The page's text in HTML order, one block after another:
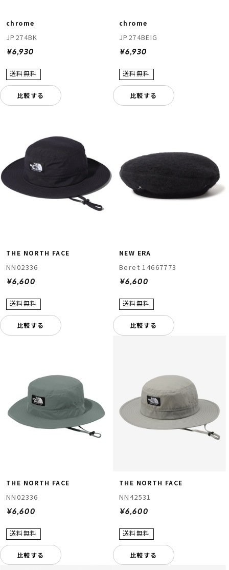
chrome
JP274BK
¥6,930
比較する
chrome
JP274BEIG
¥6,930
比較する
THE NORTH FACE
NN02336
¥6,600
比較する
NEW ERA
Beret 14667773
¥6,600
比較する
THE NORTH FACE
NN02336
¥6,600
比較する
THE NORTH FACE
NN42531
¥6,600
比較する